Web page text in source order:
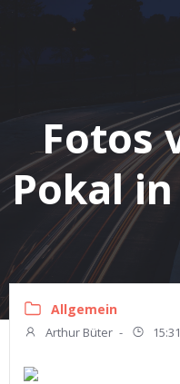
Fotos
Pokal
Allgemein
Arthur Büter - 15:31